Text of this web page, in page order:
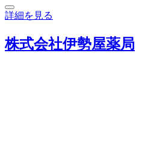
詳細を見る
株式会社伊勢屋薬局